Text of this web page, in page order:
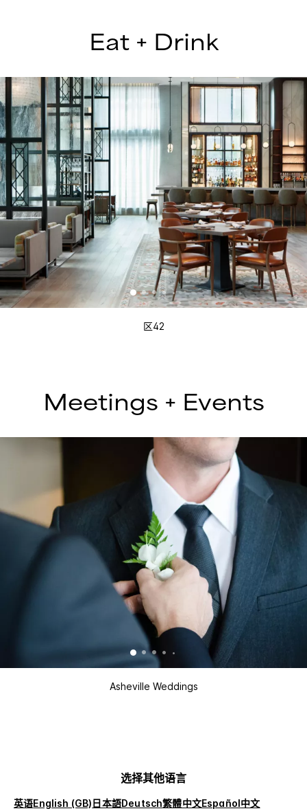
Eat + Drink
区42
Meetings + Events
Asheville Weddings
选择其他语言
英语English (GB)日本語Deutsch繁體中文Español中文